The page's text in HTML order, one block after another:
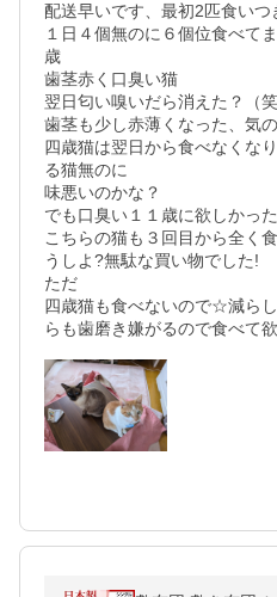
配送早いです、最初2匹食いつ
１日４個無のに６個位食べて
歳
歯茎赤く口臭い猫
翌日匂い嗅いだら消えた？（笑
歯茎も少し赤薄くなった、気
四歳猫は翌日から食べなくな
る猫無のに
味悪いのかな？
でも口臭い１１歳に欲しかっ
こちらの猫も３回目から全く
うしよ?無駄な買い物でした!
ただ
四歳猫も食べないので☆減ら
らも歯磨き嫌がるので食べて